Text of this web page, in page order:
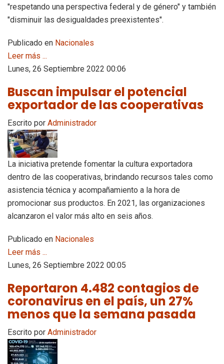
"respetando una perspectiva federal y de género" y también
"disminuir las desigualdades preexistentes".
Publicado en Nacionales
Leer más ...
Lunes, 26 Septiembre 2022 00:06
Buscan impulsar el potencial
exportador de las cooperativas
Escrito por Administrador
La iniciativa pretende fomentar la cultura exportadora
dentro de las cooperativas, brindando recursos tales como
asistencia técnica y acompañamiento a la hora de
promocionar sus productos. En 2021, las organizaciones
alcanzaron el valor más alto en seis años.
Publicado en Nacionales
Leer más ...
Lunes, 26 Septiembre 2022 00:05
Reportaron 4.482 contagios de
coronavirus en el país, un 27%
menos que la semana pasada
Escrito por Administrador